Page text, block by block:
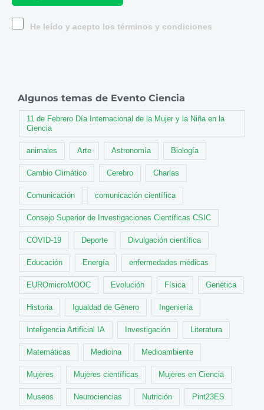
He leído y acepto los términos y condiciones
Algunos temas de Evento Ciencia
11 de Febrero Día Internacional de la Mujer y la Niña en la
Ciencia
animales Arte Astronomía Biología
Cambio Climático Cerebro Charlas
Comunicación comunicación científica
Consejo Superior de Investigaciones Científicas CSIC
COVID-19 Deporte Divulgación científica
Educación Energía enfermedades médicas
EUROmicroMOOC Evolución Física Genética
Historia Igualdad de Género Ingeniería
Inteligencia Artificial IA Investigación Literatura
Matemáticas Medicina Medioambiente
Mujeres Mujeres científicas Mujeres en Ciencia
Museos Neurociencias Nutrición Pint23ES